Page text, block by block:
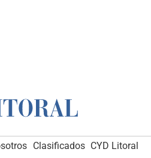
Clasificados CYD Litoral